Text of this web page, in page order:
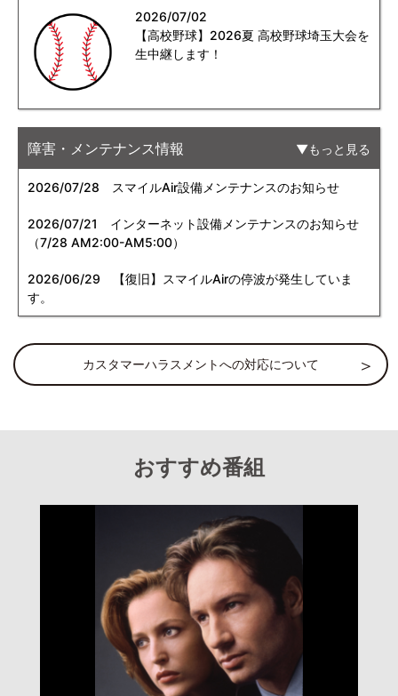
2026/07/02
【高校野球】2026夏 高校野球埼玉大会を
生中継します！
障害・メンテナンス情報 もっと見る
2026/07/28 スマイルAir設備メンテナンスのお知らせ
2026/07/21
インターネット設備メンテナンスのお知らせ
（7/28 AM2:00-AM5:00）
2026/06/29 【復旧】スマイルAirの停波が発生していま
す。
カスタマーハラスメントへの対応について
おすすめ番組